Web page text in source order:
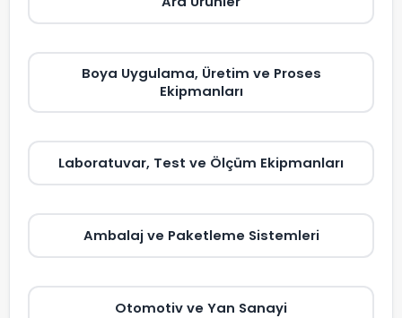
Boya Uygulama, Üretim ve Proses
Ekipmanları
Laboratuvar, Test ve Ölçüm Ekipmanları
Ambalaj ve Paketleme Sistemleri
Otomotiv ve Yan Sanayi